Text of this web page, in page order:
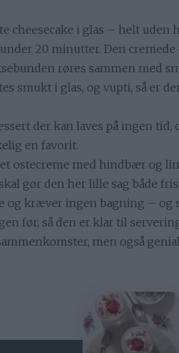
cheesecake i glas – helt uden
20 minutter. Den
røres sammen med
smukt i glas, og vupti, så er
der kan laves på ingen tid,
en favorit.
ostecreme med hindbær og
gør den her lille sag både
og kræver ingen bagning – og
før, så den er klar til
men også